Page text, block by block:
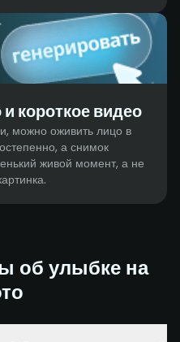
короткое видео
можно оживить лицо в
а снимок
живой момент, а не
об улыбке на